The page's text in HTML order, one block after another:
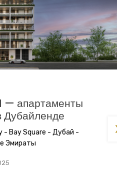
— апартаменты
Дубайленде
- Bay Square - Дубай -
Эмираты